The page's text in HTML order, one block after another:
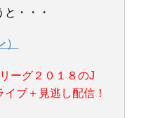
・・・
ーグ２０１８のJ
ブ＋見逃し配信！